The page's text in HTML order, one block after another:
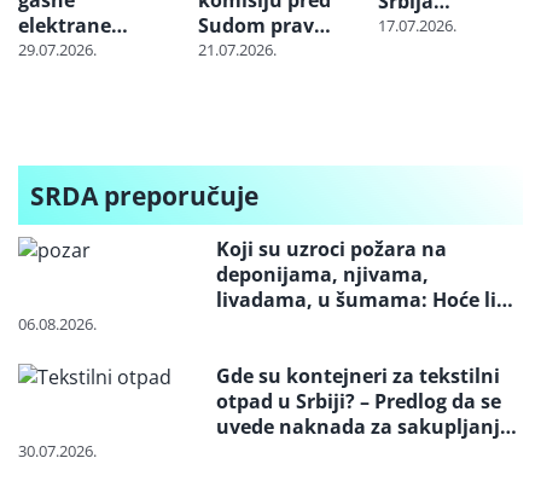
elektrane
“Banatsko
29.07.2026.
Sudom pravde
EU zbog
21.07.2026.
nabavlja
17.07.2026.
SRDA preporučuje
Koji su uzroci požara na
deponijama, njivama,
livadama, u šumama: Hoće li
06.08.2026.
Gde su kontejneri za tekstilni
otpad u Srbiji? – Predlog da se
uvede naknada za sakupljanje i
30.07.2026.